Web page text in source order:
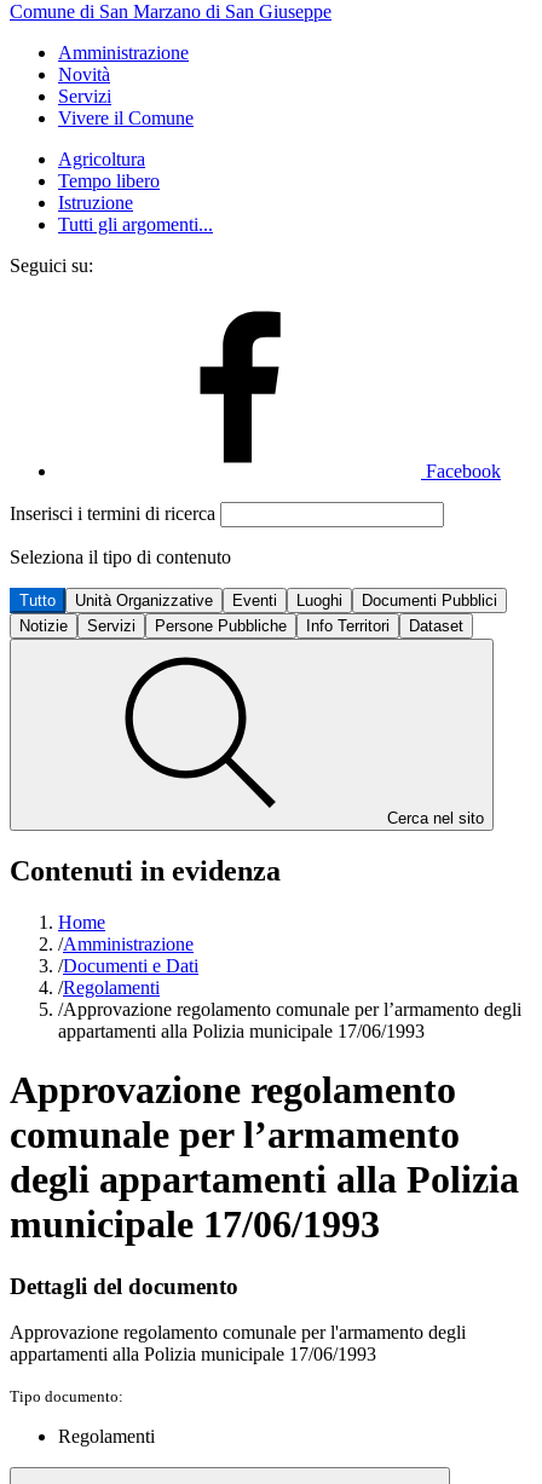
Comune di San Marzano di San Giuseppe
Amministrazione
Novità
Servizi
Vivere il Comune
Agricoltura
Tempo libero
Istruzione
Tutti gli argomenti...
Seguici su:
Facebook
Inserisci i termini di ricerca
Seleziona il tipo di contenuto
Tutto Unità Organizzative Eventi Luoghi
Documenti Pubblici
Notizie
Servizi Persone Pubbliche Info Territori Dataset
Cerca nel sito
Contenuti in evidenza
Home
/Amministrazione
/Documenti e Dati
/Regolamenti
/Approvazione regolamento comunale per l’armamento degli
appartamenti alla Polizia municipale 17/06/1993
Approvazione regolamento
comunale per l’armamento
degli appartamenti alla Polizia
municipale 17/06/1993
Dettagli del documento
Approvazione regolamento comunale per l'armamento degli
appartamenti alla Polizia municipale 17/06/1993
Tipo documento:
Regolamenti